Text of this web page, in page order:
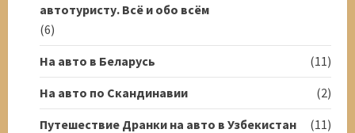
автотуристу. Всё и обо всём
(6)
На авто в Беларусь
(11)
На авто по Скандинавии
(2)
Путешествие Дранки на авто в Узбекистан
(11)